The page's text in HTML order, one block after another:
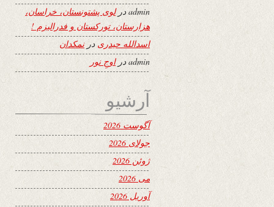
adminدرلوی پشتونستان، خراسان،
هزارستان، تورکستان و فدرالیزم !
اسدالله حیدری درنمکدان
admin دراوجِ نور
آرشیو
آگوست 2026
جولای 2026
ژوئن 2026
می 2026
آوریل 2026